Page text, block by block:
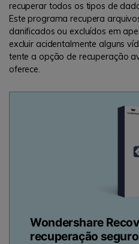
recuperar todos os tipos de
Este programa recupera
danificados ou excluídos em
excluir acidentalmente alguns
tente a opção de recuperação
oferece.
Wondershare
recuperação